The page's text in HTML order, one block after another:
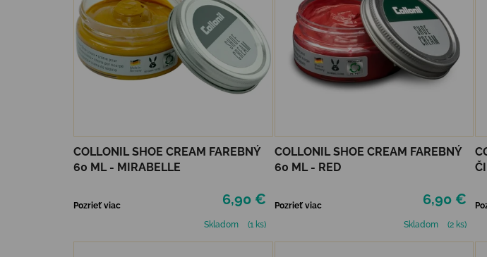
COLLONIL SHOE CREAM FAREBNÝ
60 ML - MIRABELLE
6,90 €
Pozrieť viac
Skladom
(1 ks)
COLLONIL SHOE CREAM FAREBNÝ
60 ML - RED
6,90 €
Pozrieť viac
Skladom
(2 ks)